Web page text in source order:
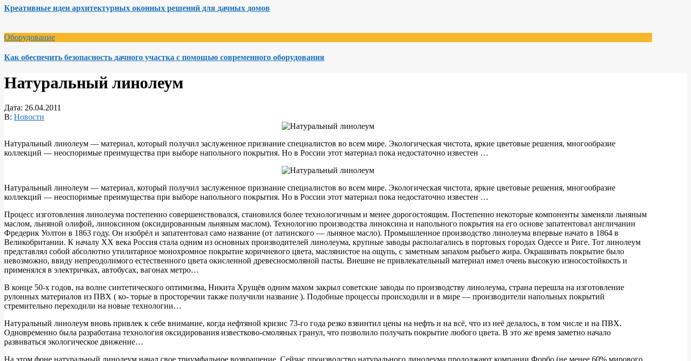
Креативные идеи архитектурных оконных решений для дачных домов
Оборудование
Как обеспечить безопасность дачного участка с помощью современного оборудования
Натуральный линолеум
Дата: 26.04.2011
В: Новости
Натуральный линолеум — материал, который получил заслуженное признание специалистов во всем мире. Экологическая чистота, яркие цветовые решения, многообразие
коллекций — неоспоримые преимущества при выборе напольного покрытия. Но в России этот материал пока недостаточно известен …
Натуральный линолеум — материал, который получил заслуженное признание специалистов во всем мире. Экологическая чистота, яркие цветовые решения, многообразие
коллекций — неоспоримые преимущества при выборе напольного покрытия. Но в России этот материал пока недостаточно известен …
Процесс изготовления линолеума постепенно совершенствовался, становился более технологичным и менее дорогостоящим. Постепенно некоторые компоненты заменяли льняным
маслом, льняной олифой, линоксином (оксидированным льняным маслом). Технологию производства линоксина и напольного покрытия на его основе запатентовал англичанин
Фредерик Уолтон в 1863 году. Он изобрёл и запатентовал само название (от латинского — льняное масло). Промышленное производство линолеума впервые начато в 1864 в
Великобритании. К началу XX века Россия стала одним из основных производителей линолеума, крупные заводы располагались в портовых городах Одессе и Риге. Тот линолеум
представлял собой абсолютно утилитарное монохромное покрытие коричневого цвета, маслянистое на ощупь, с заметным запахом рыбьего жира. Окрашивать покрытие было
невозможно, ввиду непреодолимого естественного цвета окисленной древесносмоляной пасты. Внешне не привлекательный материал имел очень высокую износостойкость и
применялся в электричках, автобусах, вагонах метро…
В конце 50-х годов, на волне синтетического оптимизма, Никита Хрущёв одним махом закрыл советские заводы по производству линолеума, cтрана перешла на изготовление
рулонных материалов из ПВХ ( ко- торые в просторечии также получили название ). Подобные процессы происходили и в мире — производители напольных покрытий
стремительно переходили на новые технологии…
Натуральный линолеум вновь привлек к себе внимание, когда нефтяной кризис 73-го года резко взвинтил цены на нефть и на всё, что из неё делалось, в том числе и на ПВХ.
Одновременно была разработана технология оксидирования известково-смоляных гранул, что позволило получать покрытие любого цвета. В это же время заметно начало
развиваться экологическое движение…